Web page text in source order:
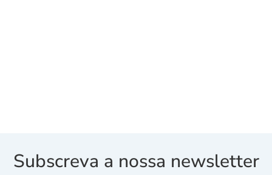
Subscreva a nossa newsletter